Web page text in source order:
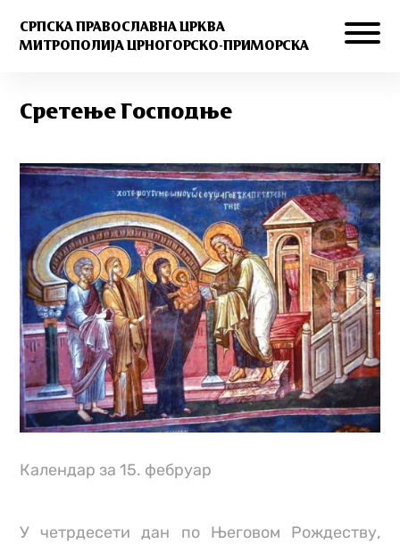
СРПСКА ПРАВОСЛАВНА ЦРКВА
МИТРОПОЛИЈА ЦРНОГОРСКО-ПРИМОРСКА
Сретење Господње
Календар за 15. фебруар
У четрдесети дан по Његовом Рождеству,